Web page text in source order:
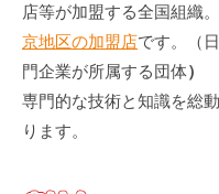
店等が加盟する全国組織
京地区の加盟店です。（
門企業が所属する団体）
専門的な技術と知識を総
ります。